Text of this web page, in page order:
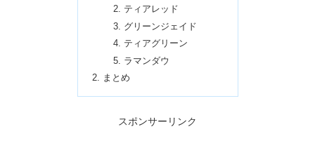
ティアレッド
グリーンジェイド
ティアグリーン
ラマンダウ
まとめ
スポンサーリンク